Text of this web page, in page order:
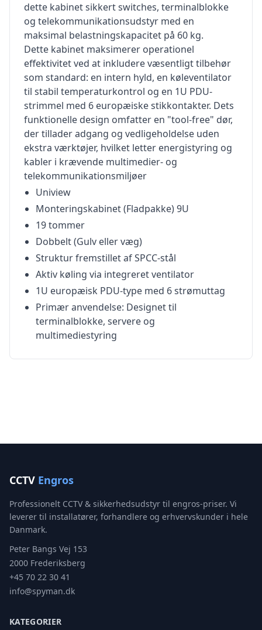
dette kabinet sikkert switches, terminalblokke
og telekommunikationsudstyr med en
maksimal belastningskapacitet på 60 kg.
Dette kabinet maksimerer operationel
effektivitet ved at inkludere væsentligt tilbehør
som standard: en intern hyld, en køleventilator
til stabil temperaturkontrol og en 1U PDU-
strimmel med 6 europæiske stikkontakter. Dets
funktionelle design omfatter en "tool-free" dør,
der tillader adgang og vedligeholdelse uden
ekstra værktøjer, hvilket letter energistyring og
kabler i krævende multimedier- og
telekommunikationsmiljøer
Uniview
Monteringskabinet (Fladpakke) 9U
19 tommer
Dobbelt (Gulv eller væg)
Struktur fremstillet af SPCC-stål
Aktiv køling via integreret ventilator
1U europæisk PDU-type med 6 strømuttag
Primær anvendelse: Designet til
terminalblokke, servere og
multimediestyring
CCTV Engros
Professionelt CCTV & sikkerhedsudstyr til engros-priser. Vi
leverer til installatører, forhandlere og erhvervskunder i hele
Danmark.
Peter Bangs Vej 153
2000 Frederiksberg
+45 70 22 30 41
info@spyman.dk
KATEGORIER